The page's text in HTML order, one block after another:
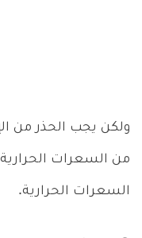
ولكن يجب الحذر من
من السعرات
السعرات الحرارية.